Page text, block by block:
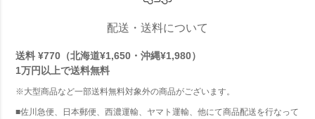
配送・送料について
送料 ¥770（北海道¥1,650・沖縄¥1,980）
1万円以上で送料無料
※大型商品など一部送料無料対象外の商品がございます。
■佐川急便、日本郵便、西濃運輸、ヤマト運輸、他にて商品配送を行なって